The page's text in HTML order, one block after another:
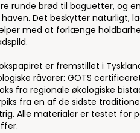
runde brød til baguetter, og
Det beskytter naturligt,
med at forlænge
er fremstillet i
råvarer: GOTS
fra regionale økologiske
fra en af de sidste
Alle materialer er testet for